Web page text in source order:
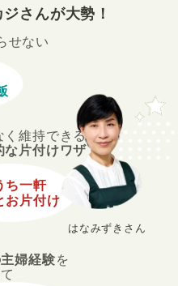
さんが大勢！
婦経験を
せない
はなみずきさん
く維持できる
な片付けワザ
ち一軒
お片付け